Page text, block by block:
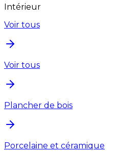
Intérieur
Voir tous
Voir tous
Plancher de bois
Porcelaine et céramique